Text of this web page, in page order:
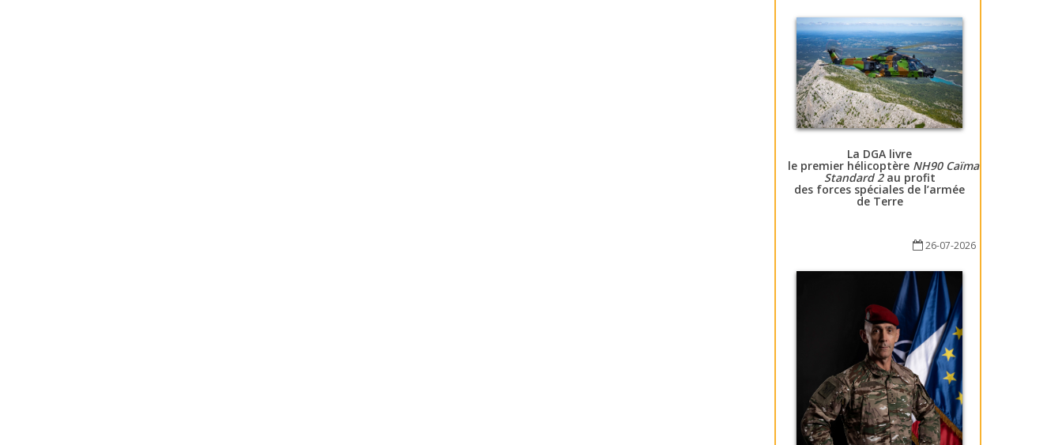
La DGA livre
le premier hélicoptère NH90 Caïman
Standard 2au profit
des forces spéciales de l’armée
de Terre
26-07-2026